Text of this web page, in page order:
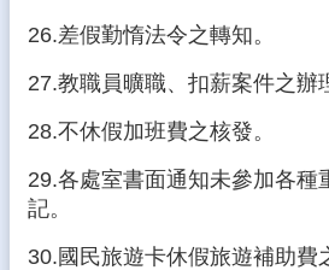
權
告
資
安
全
策
26.差假勤惰法令之轉知。
27.教職員曠職、扣薪案件之辦
28.不休假加班費之核發。
29.各處室書面通知未參加各種
記。
30.國民旅遊卡休假旅遊補助費